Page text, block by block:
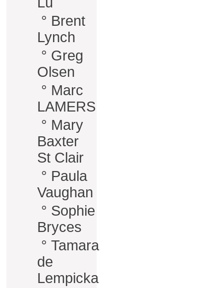
° Brent
Lynch
° Greg
Olsen
° Marc
LAMERS
° Mary
Baxter
St Clair
° Paula
Vaughan
° Sophie
Bryces
° Tamara
de
Lempicka